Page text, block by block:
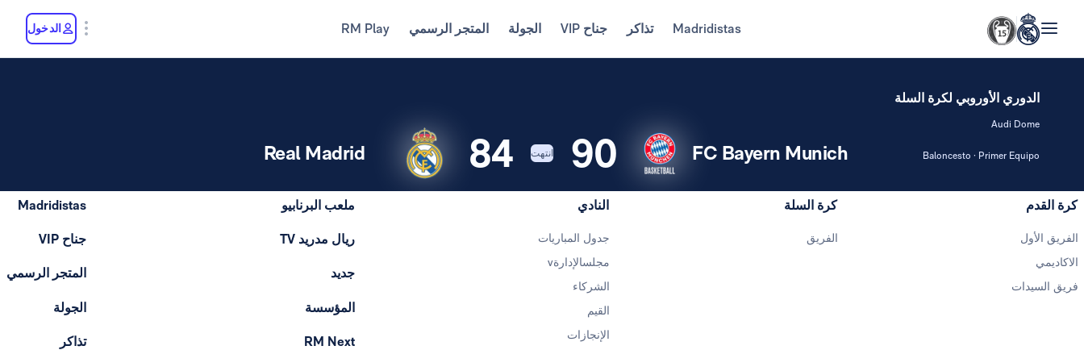
Madridistas تذاكر جناح VIP الجولة المتجر الرسمي RM Play الدخول
الدوري الأوروبي لكرة السلة
Audi Dome
Baloncesto · Primer Equipo
90
84 FC Bayern Munich انتهت Real Madrid
كرة القدم
الفريق الأول
الاكاديمي
فريق السيدات
كرة السلة
الفريق
النادي
جدول المباريات
مجلسالإدارةv
الشركاء
القيم
الإنجازات
ملعب البرنابيو
ريال مدريد TV
جديد
المؤسسة
RM Next
Madridistas
جناح VIP
المتجر الرسمي
الجولة
تذاكر